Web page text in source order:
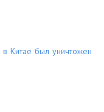
в Китае был уничтожен